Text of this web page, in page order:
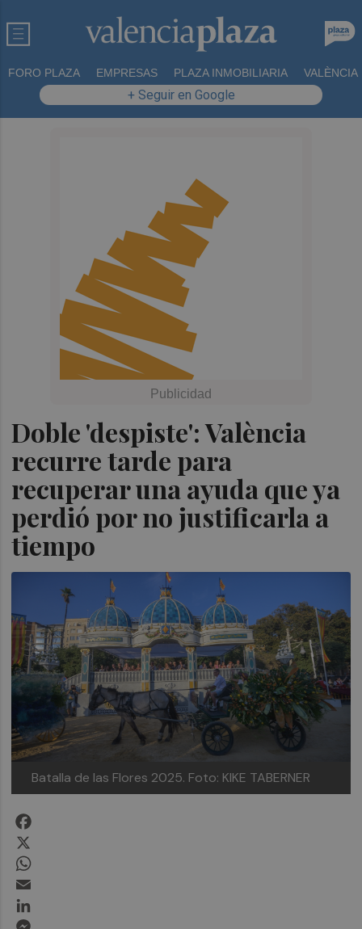
FORO PLAZA EMPRESAS PLAZA INMOBILIARIA VALÈNCIA
+ Seguir en Google
Doble 'despiste': València
recurre tarde para
recuperar una ayuda que ya
perdió por no justificarla a
tiempo
Batalla de las Flores 2025. Foto: KIKE TABERNER